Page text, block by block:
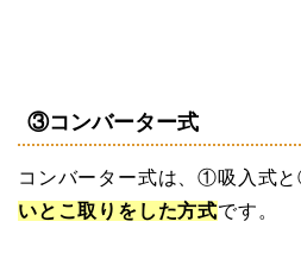
③コンバーター式
コンバーター式は、①吸入式
いとこ取りをした方式です。